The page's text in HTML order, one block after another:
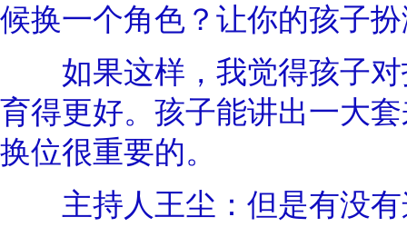
候换一个角色？让你的孩子
如果这样，我觉得孩子对
育得更好。孩子能讲出一大
换位很重要的。
主持人王尘：但是有没有